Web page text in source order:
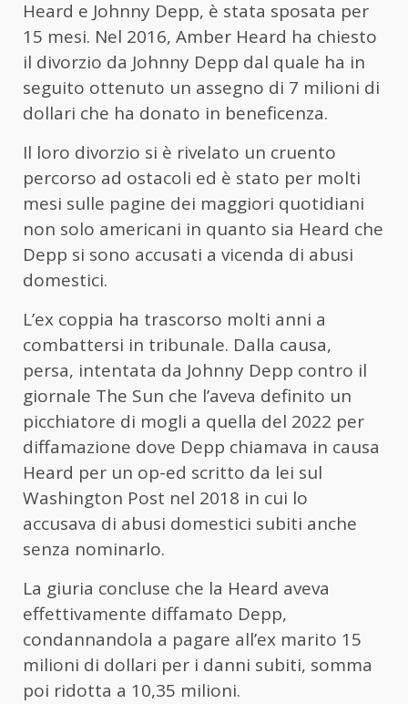
Heard e Johnny Depp, è stata sposata per
15 mesi. Nel 2016, Amber Heard ha chiesto
il divorzio da Johnny Depp dal quale ha in
seguito ottenuto un assegno di 7 milioni di
dollari che ha donato in beneficenza.
Il loro divorzio si è rivelato un cruento
percorso ad ostacoli ed è stato per molti
mesi sulle pagine dei maggiori quotidiani
non solo americani in quanto sia Heard che
Depp si sono accusati a vicenda di abusi
domestici.
L’ex coppia ha trascorso molti anni a
combattersi in tribunale. Dalla causa,
persa, intentata da Johnny Depp contro il
giornale The Sun che l’aveva definito un
picchiatore di mogli a quella del 2022 per
diffamazione dove Depp chiamava in causa
Heard per un op-ed scritto da lei sul
Washington Post nel 2018 in cui lo
accusava di abusi domestici subiti anche
senza nominarlo.
La giuria concluse che la Heard aveva
effettivamente diffamato Depp,
condannandola a pagare all’ex marito 15
milioni di dollari per i danni subiti, somma
poi ridotta a 10,35 milioni.